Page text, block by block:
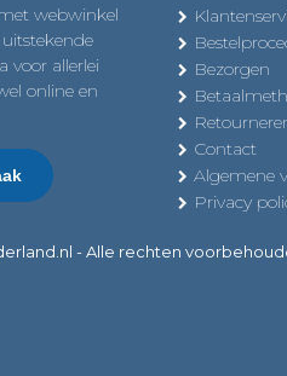
webwinkel
voor allerlei
online en
Bezorgen
Contact
Algemene
Privacy
- Alle rechten